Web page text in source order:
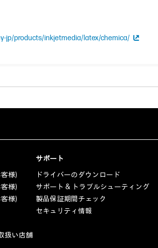
jp/products/inkjetmedia/latex/chemica/
様)
様)
様)
扱い店舗
サポート
ドライバーのダウンロード
サポート & トラブルシューティング
製品保証期間チェック
セキュリティ情報